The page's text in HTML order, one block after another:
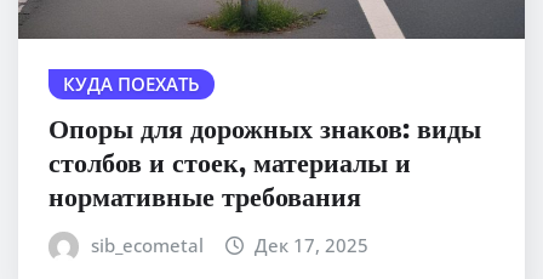
КУДА ПОЕХАТЬ
Опоры для дорожных знаков: виды
столбов и стоек, материалы и
нормативные требования
sib_ecometal Дек 17, 2025